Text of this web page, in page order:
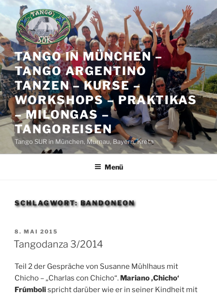
Zum
Inhalt
springen
TANGO IN MÜNCHEN –
TANGO ARGENTINO
TANZEN – KURSE –
WORKSHOPS – PRAKTIKAS
– MILONGAS –
TANGOREISEN
Tango SUR in München, Murnau, Bayern, Kreta
Menü
SCHLAGWORT: BANDONEON
VERÖFFENTLICHT
AM
8. MAI 2015
Tangodanza 3/2014
Teil 2 der Gespräche von Susanne Mühlhaus mit
Chicho – „Charlas con Chicho“. Mariano ‚Chicho‘
Frúmbolispricht darüber wie er in seiner Kindheit mit